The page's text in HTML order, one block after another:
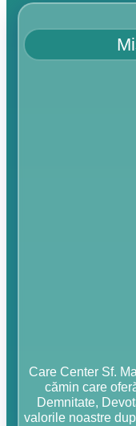
Care Center Sf.
cămin care
Demnitate,
valorile noastre